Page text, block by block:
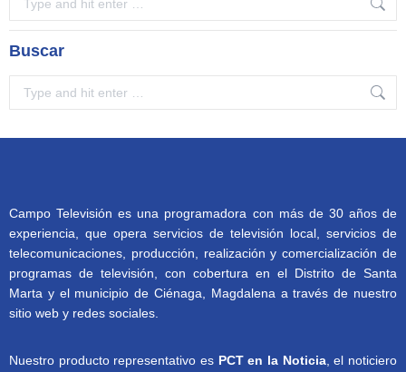
Buscar
Campo Televisión es una programadora con más de 30 años de
experiencia, que opera servicios de televisión local, servicios de
telecomunicaciones, producción, realización y comercialización de
programas de televisión, con cobertura en el Distrito de Santa
Marta y el municipio de Ciénaga, Magdalena a través de nuestro
sitio web y redes sociales.
Nuestro producto representativo es PCT en la Noticia, el noticiero